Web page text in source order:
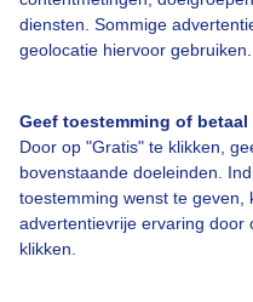
diensten. Sommige
geolocatie hiervoor gebruiken.
Geef toestemming of
Door op "Gratis" te klikken,
bovenstaande doeleinden.
toestemming wenst te geven,
advertentievrije ervaring door
klikken.
Veelgestelde vragen
Contact
Gebruikersvoorwaarden
Adverteren
Buienradar Team
Privacy beleid